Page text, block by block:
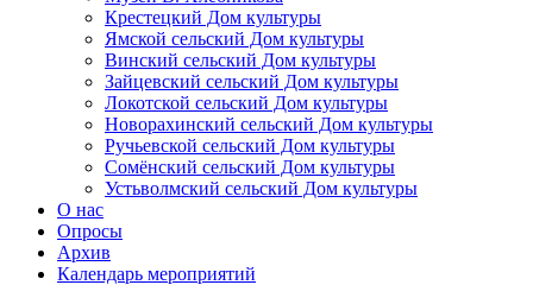
Крестецкий Дом культуры
Ямской сельский Дом культуры
Винский сельский Дом культуры
Зайцевский сельский Дом культуры
Локотской сельский Дом культуры
Новорахинский сельский Дом культуры
Ручьевской сельский Дом культуры
Сомёнский сельский Дом культуры
Устьволмский сельский Дом культуры
О нас
Опросы
Архив
Календарь мероприятий